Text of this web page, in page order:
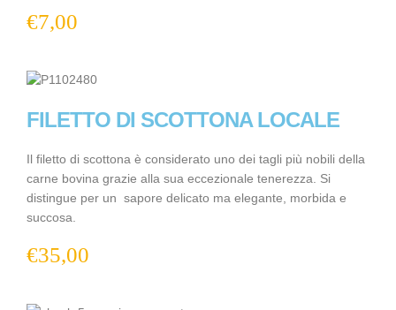
€7,00
FILETTO DI SCOTTONA LOCALE
Il filetto di scottona è considerato uno dei tagli più nobili della
carne bovina grazie alla sua eccezionale tenerezza. Si
distingue per un sapore delicato ma elegante, morbida e
succosa.
€35,00